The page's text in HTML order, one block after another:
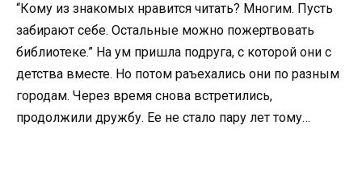
“Кому из знакомых нравится читать? Многим. Пусть
забирают себе. Остальные можно пожертвовать
библиотеке.” На ум пришла подруга, с которой они с
детства вместе. Но потом раъехались они по разным
городам. Через время снова встретились,
продолжили дружбу. Ее не стало пару лет тому…